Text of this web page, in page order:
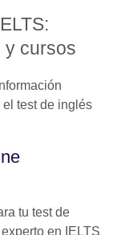
y cursos
tu test de
en IELTS